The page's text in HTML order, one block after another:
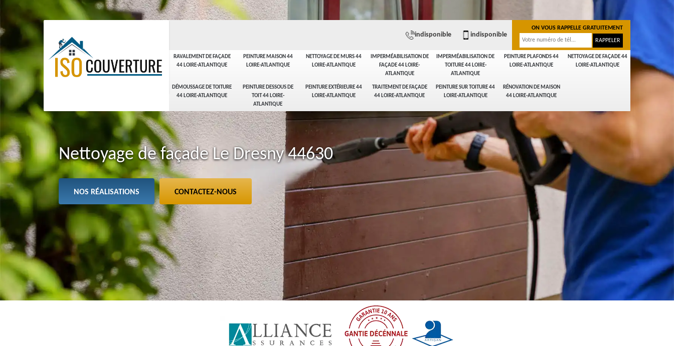
RAVALEMENT DE FAÇADE
44 LOIRE-ATLANTIQUE
PEINTURE MAISON 44
LOIRE-ATLANTIQUE
NETTOYAGE DE MURS 44
LOIRE-ATLANTIQUE
IMPERMÉABILISATION DE
FAÇADE 44 LOIRE-
ATLANTIQUE
IMPERMÉABILISATION DE
TOITURE 44 LOIRE-
ATLANTIQUE
PEINTURE PLAFONDS 44
LOIRE-ATLANTIQUE
NETTOYAGE DE FAÇADE 44
LOIRE-ATLANTIQUE
DÉMOUSSAGE DE TOITURE
44 LOIRE-ATLANTIQUE
PEINTURE DESSOUS DE
TOIT 44 LOIRE-
ATLANTIQUE
PEINTURE EXTÉRIEURE 44
LOIRE-ATLANTIQUE
TRAITEMENT DE FAÇADE
44 LOIRE-ATLANTIQUE
PEINTURE SUR TOITURE 44
LOIRE-ATLANTIQUE
RÉNOVATION DE MAISON
44 LOIRE-ATLANTIQUE
indisponible indisponible
ON VOUS RAPPELLE GRATUITEMENT
Nettoyage de façade Le Dresny 44630
NOS RÉALISATIONS CONTACTEZ-NOUS